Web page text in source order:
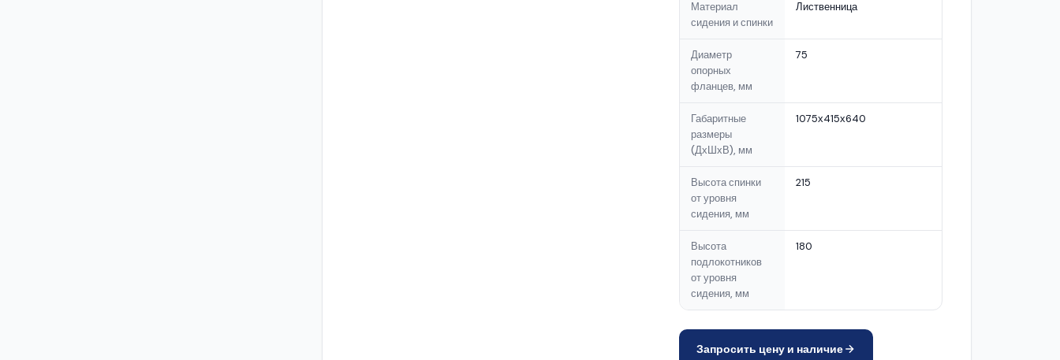
Материал
сидения и спинки
Лиственница
Диаметр
опорных
фланцев, мм
75
Габаритные
размеры
(ДхШхВ), мм
1075х415х640
Высота спинки
от уровня
сидения, мм
215
Высота
подлокотников
от уровня
сидения, мм
180
Запросить цену и наличие